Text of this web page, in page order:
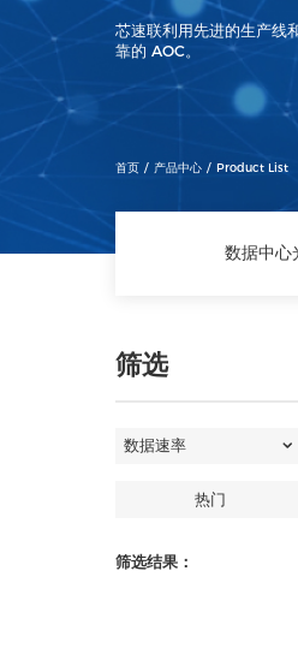
芯速联利用先进的生产线
靠的 AOC。
首页 产品中心 Product List
数据中心
筛选
热门
筛选结果：